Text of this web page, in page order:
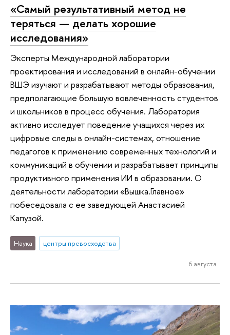
«Самый результативный метод не
теряться — делать хорошие
исследования»
Эксперты Международной лаборатории
проектирования и исследований в онлайн-обучении
ВШЭ изучают и разрабатывают методы образования,
предполагающие большую вовлеченность студентов
и школьников в процесс обучения. Лаборатория
активно исследует поведение учащихся через их
цифровые следы в онлайн-системах, отношение
педагогов к применению современных технологий и
коммуникаций в обучении и разрабатывает принципы
продуктивного применения ИИ в образовании. О
деятельности лаборатории «Вышка.Главное»
побеседовала с ее заведующей Анастасией
Капузой.
Наука центры превосходства
6 августа